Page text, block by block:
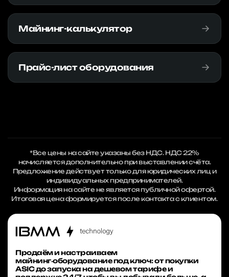
Майнинг-калькулятор
Прайс-лист оборудования
*Все цены на сайте указаны без НДС. НДС 22%
начисляется дополнительно при выставлении счёта.
Предложение действует только для юридических лиц и
индивидуальных предпринимателей.
Информация на сайте не является публичной офертой.
Итоговая цена формируется после контакта с клиентом.
Продаём и настраиваем
майнинг‑оборудование под ключ: от покупки
ASIC до запуска на дешевом тарифе и